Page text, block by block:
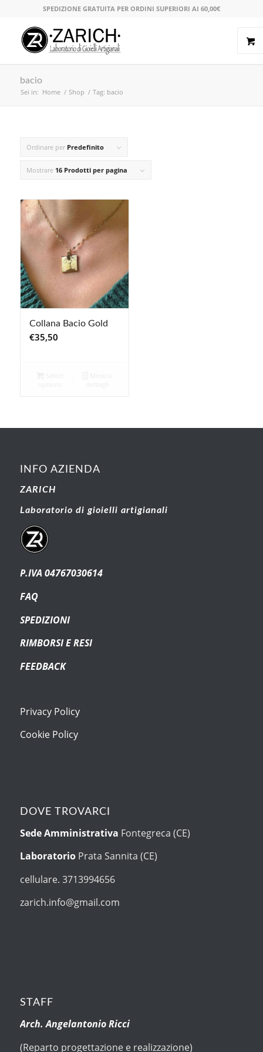
SPEDIZIONE GRATUITA PER ORDINI SUPERIORI AI 60,00€
bacio
Sei in: Home / Shop / Tag: bacio
Ordinare per Predefinito
Mostrare 16 Prodotti per pagina
Collana Bacio Gold
€35,50
INFO AZIENDA
ZARICH
Laboratorio di gioielli artigianali
P.IVA 04767030614
FAQ
SPEDIZIONI
RIMBORSI E RESI
FEEDBACK
Privacy Policy
Cookie Policy
DOVE TROVARCI
Sede Amministrativa Fontegreca (CE)
Laboratorio Prata Sannita (CE)
cellulare. 3713994656
zarich.info@gmail.com
STAFF
Arch. Angelantonio Ricci
(Reparto progettazione e realizzazione)